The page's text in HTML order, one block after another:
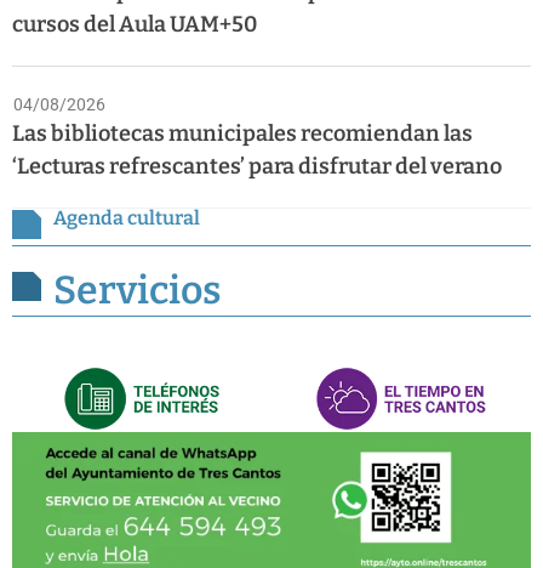
cursos del Aula UAM+50
04/08/2026
Las bibliotecas municipales recomiendan las
‘Lecturas refrescantes’ para disfrutar del verano
Agenda cultural
Servicios